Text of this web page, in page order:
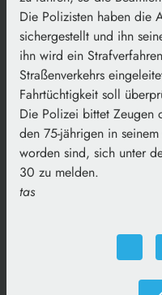
Die Polizisten haben die
sichergestellt und ihn
ihn wird ein
Straßenverkehrs
Fahrtüchtigkeit soll
Die Polizei bittet Zeugen
den 75-jährigen in
worden sind, sich unter
30 zu melden.
tas